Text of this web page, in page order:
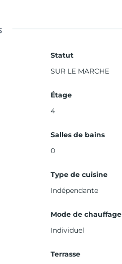
Statut
SUR LE MARCHE
Étage
4
Salles de bains
0
Type de cuisine
Indépendante
Mode de chauffage
Individuel
Terrasse